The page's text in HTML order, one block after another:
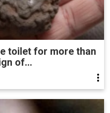
toilet for more than
of...